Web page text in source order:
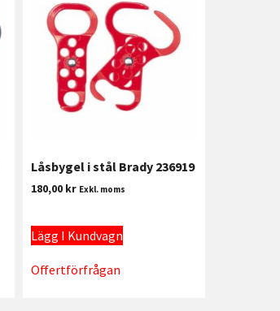
Låsbygel i stål Brady 236919
180,00 kr Exkl. moms
Lägg I Kundvagn
Offertförfrågan